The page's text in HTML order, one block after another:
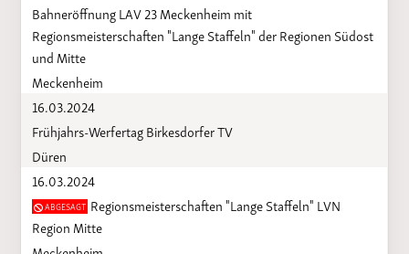
Bahneröffnung LAV 23 Meckenheim mit
Regionsmeisterschaften "Lange Staffeln" der Regionen Südost
und Mitte
Meckenheim
16.03.2024
Frühjahrs-Werfertag Birkesdorfer TV
Düren
16.03.2024
ABGESAGTRegionsmeisterschaften "Lange Staffeln" LVN
Region Mitte